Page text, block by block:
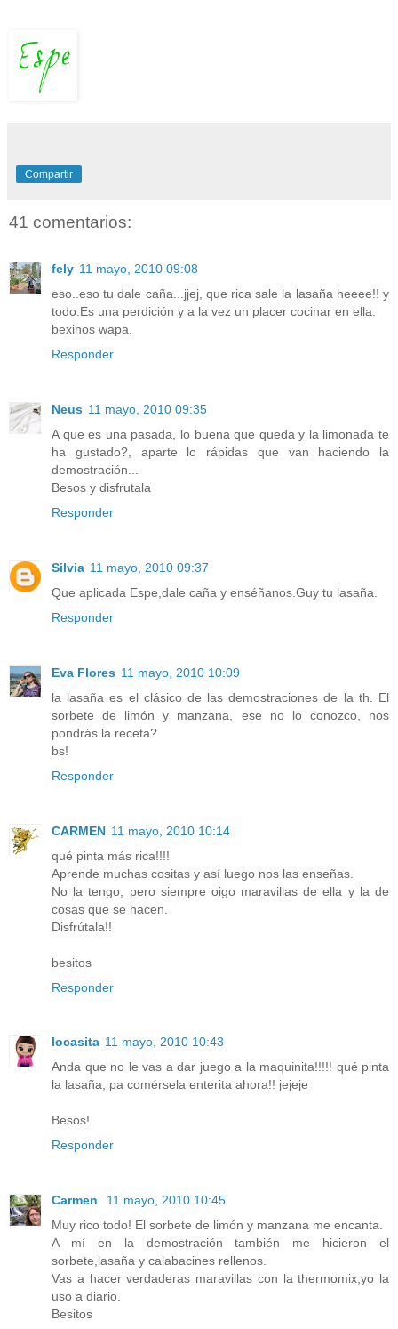
Compartir
41 comentarios:
fely 11 mayo, 2010 09:08
eso..eso tu dale caña...jjej, que rica sale la lasaña heeee!! y
todo.Es una perdición y a la vez un placer cocinar en ella.
bexinos wapa.
Responder
Neus 11 mayo, 2010 09:35
A que es una pasada, lo buena que queda y la limonada te
ha gustado?, aparte lo rápidas que van haciendo la
demostración...
Besos y disfrutala
Responder
Silvia 11 mayo, 2010 09:37
Que aplicada Espe,dale caña y enséñanos.Guy tu lasaña.
Responder
Eva Flores 11 mayo, 2010 10:09
la lasaña es el clásico de las demostraciones de la th. El
sorbete de limón y manzana, ese no lo conozco, nos
pondrás la receta?
bs!
Responder
CARMEN 11 mayo, 2010 10:14
qué pinta más rica!!!!
Aprende muchas cositas y así luego nos las enseñas.
No la tengo, pero siempre oigo maravillas de ella y la de
cosas que se hacen.
Disfrútala!!
besitos
Responder
locasita 11 mayo, 2010 10:43
Anda que no le vas a dar juego a la maquinita!!!!! qué pinta
la lasaña, pa comérsela enterita ahora!! jejeje
Besos!
Responder
Carmen
11 mayo, 2010 10:45
Muy rico todo! El sorbete de limón y manzana me encanta.
A mí en la demostración también me hicieron el
sorbete,lasaña y calabacines rellenos.
Vas a hacer verdaderas maravillas con la thermomix,yo la
uso a diario.
Besitos